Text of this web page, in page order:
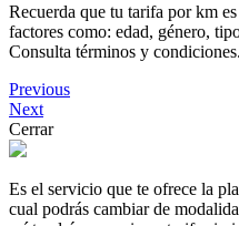
Recuerda que tu tarifa por km
factores como: edad, género,
Consulta términos y condiciones.
Previous
Next
Cerrar
Es el servicio que te ofrece la
cual podrás cambiar de